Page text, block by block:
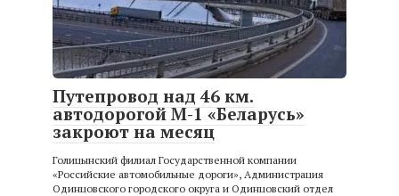
Путепровод над 46 км.
автодорогой М-1 «Беларусь»
закроют на месяц
Голицынский филиал Государственной компании
«Российские автомобильные дороги», Администрация
Одинцовского городского округа и Одинцовский отдел